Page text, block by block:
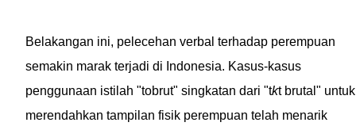
Belakangan ini, pelecehan verbal terhadap perempuan
semakin marak terjadi di Indonesia. Kasus-kasus
penggunaan istilah "tobrut" singkatan dari "tkt brutal" untuk
merendahkan tampilan fisik perempuan telah menarik